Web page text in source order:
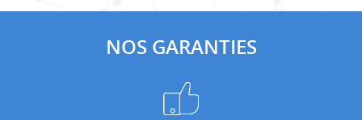
NOS GARANTIES